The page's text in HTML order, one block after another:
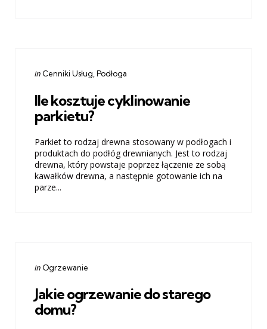
Categories
Posted
in Cenniki Usług Podłoga
Ile kosztuje cyklinowanie
parkietu?
Parkiet to rodzaj drewna stosowany w podłogach i
produktach do podłóg drewnianych. Jest to rodzaj
drewna, który powstaje poprzez łączenie ze sobą
kawałków drewna, a następnie gotowanie ich na
parze...
Categories
Posted
in Ogrzewanie
Jakie ogrzewanie do starego
domu?